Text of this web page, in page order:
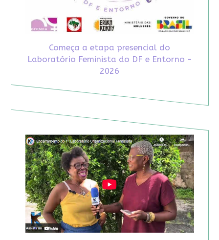
Começa a etapa presencial do
Laboratório Feminista do DF e Entorno -
2026